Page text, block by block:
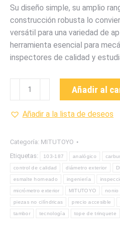
Su diseño simple, su amplio
construcción robusta lo
versátil para una variedad de
herramienta esencial para
inspectores de calidad y
MICRÓMETRO
ANÁLOGO
MARCA
MITUTOYO
cantidad
Añadir al
Añadir a la lista de deseos
Categoría: MITUTOYO
Etiquetas:
103-187 analógico
control de calidad diámetro exterior
esmalte horneado ingeniería
micrómetro exterior MITUTOYO nonio
piezas no cilíndricas precio accesible
tambor tecnología tope de trinquete